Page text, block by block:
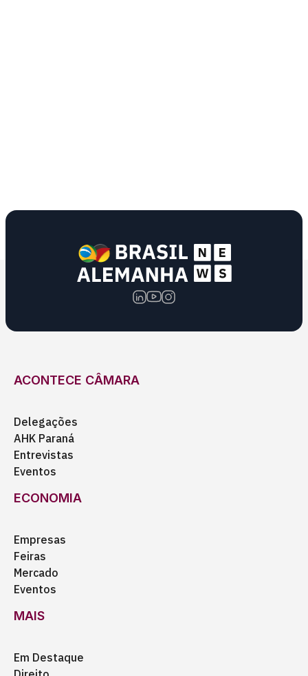
ACONTECE CÂMARA
Delegações
AHK Paraná
Entrevistas
Eventos
ECONOMIA
Empresas
Feiras
Mercado
Eventos
MAIS
Em Destaque